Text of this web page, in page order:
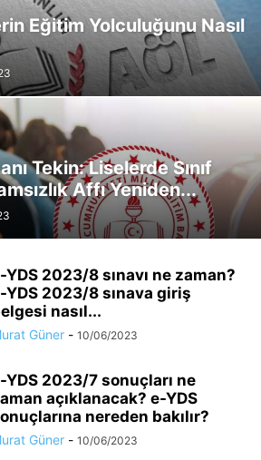
Eğitim Yolculuğunu Nasıl
Tekin: Liselerde Sınıf
Affı Yeniden...
YDS 2023/8 sınavı ne zaman?
YDS 2023/8 sınava giriş
nasıl...
Güner - 10/06/2023
YDS 2023/7 sonuçları ne
açıklanacak? e-YDS
nereden bakılır?
Güner - 10/06/2023